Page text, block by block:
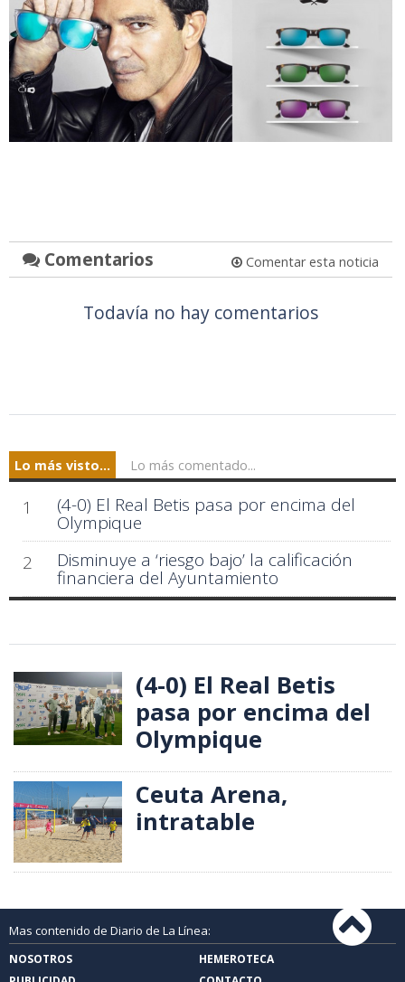
Comentarios Comentar esta noticia
Todavía no hay comentarios
Lo más visto... Lo más comentado...
1 (4-0) El Real Betis pasa por encima del
Olympique
2
Disminuye a ‘riesgo bajo’ la calificación
financiera del Ayuntamiento
(4-0) El Real Betis
pasa por encima del
Olympique
Ceuta Arena,
intratable
Mas contenido de Diario de La Línea:
NOSOTROS
HEMEROTECA